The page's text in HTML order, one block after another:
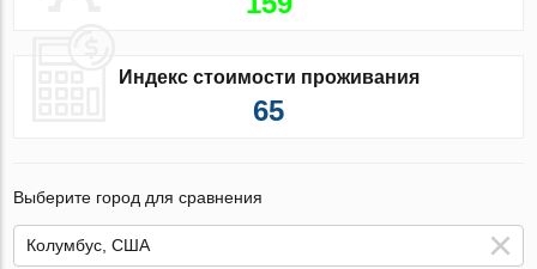
Индекс стоимости проживания
65
Выберите город для сравнения